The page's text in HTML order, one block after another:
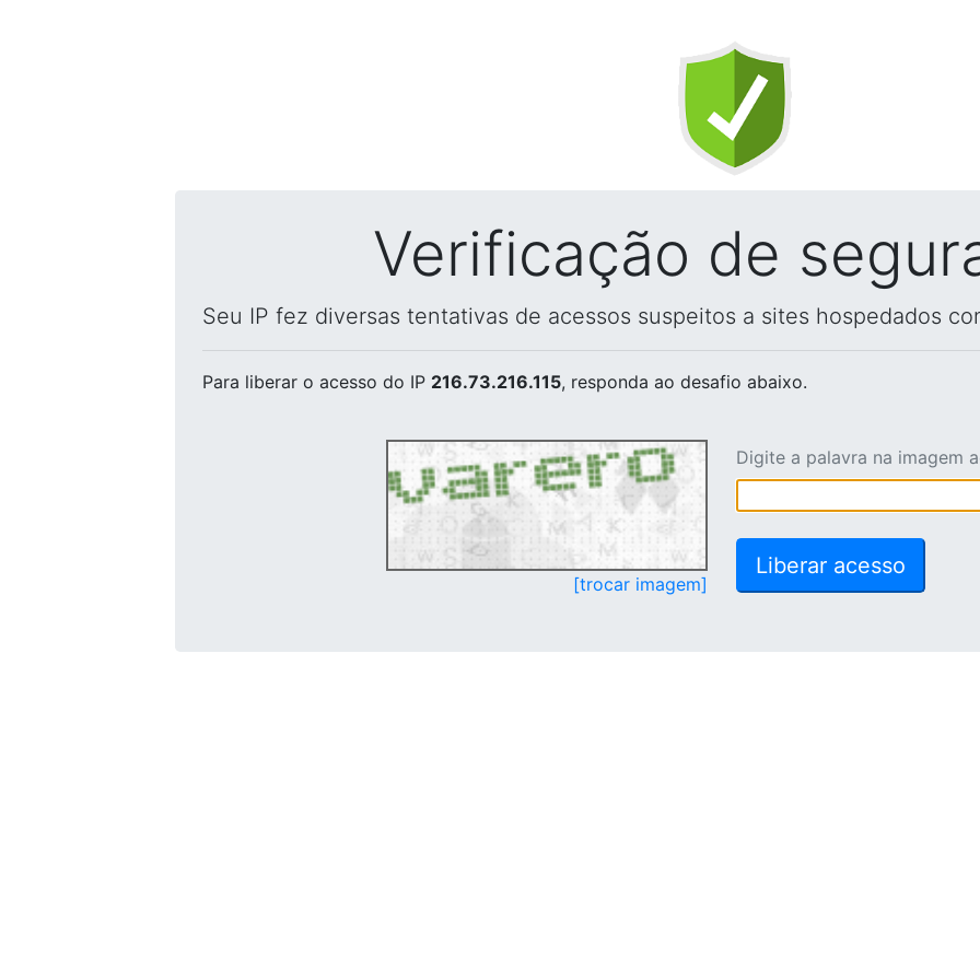
Verificação de
Seu IP fez diversas tentativas de acessos suspeitos a sites hospedados
Para liberar o acesso do IP 216.73.216.115, responda ao desafio abaixo.
[trocar imagem]
Digite a palavra na imagem